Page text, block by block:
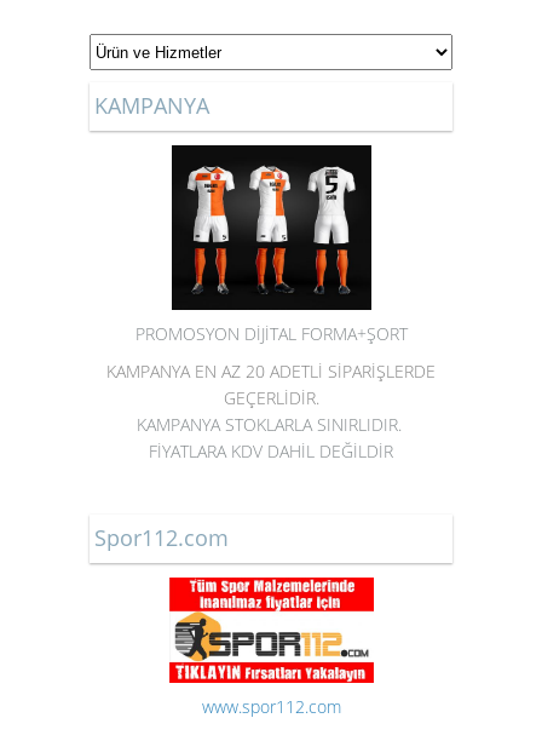
KAMPANYA
PROMOSYON DİJİTAL FORMA+ŞORT
KAMPANYA EN AZ 20 ADETLİ SİPARİŞLERDE
GEÇERLİDİR.
KAMPANYA STOKLARLA SINIRLIDIR.
FİYATLARA KDV DAHİL DEĞİLDİR
Spor112.com
www.spor112.com